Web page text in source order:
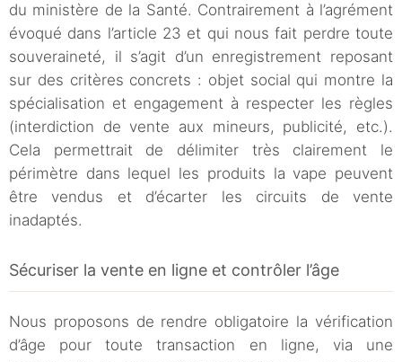
du ministère de la Santé. Contrairement à l’agrément
évoqué dans l’article 23 et qui nous fait perdre toute
souveraineté, il s’agit d’un enregistrement reposant
sur des critères concrets : objet social qui montre la
spécialisation et engagement à respecter les règles
(interdiction de vente aux mineurs, publicité, etc.).
Cela permettrait de délimiter très clairement le
périmètre dans lequel les produits la vape peuvent
être vendus et d’écarter les circuits de vente
inadaptés.
Sécuriser la vente en ligne et contrôler l’âge
Nous proposons de rendre obligatoire la vérification
d’âge pour toute transaction en ligne, via une